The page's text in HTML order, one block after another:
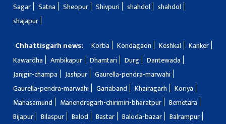
Sagar
Satna Sheopur Shivpuri shahdol
shahdol
shajapur
Chhattisgarh news: Korba Kondagaon Keshkal
Kanker
Kawardha
Ambikapur Dhamtari Durg
Dantewada
Janjgir-champa
Jashpur
Gaurella-pendra-marwahi
Gaurella-pendra-marwahi
Gariaband Khairagarh
Koriya
Mahasamund
Manendragarh-chirimiri-bharatpur
Bemetara
Bijapur
Bilaspur Balod Bastar Baloda-bazar
Balrampur